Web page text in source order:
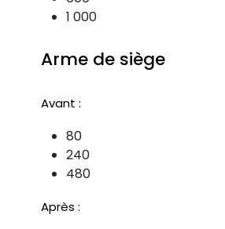
1 000
Arme de siège
Avant :
80
240
480
Après :